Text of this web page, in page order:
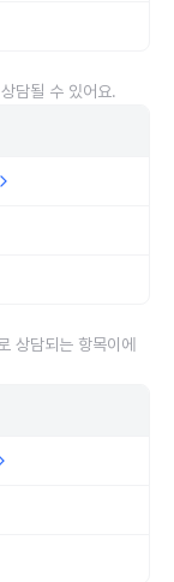
담될 수 있어요.
상담되는 항목이에